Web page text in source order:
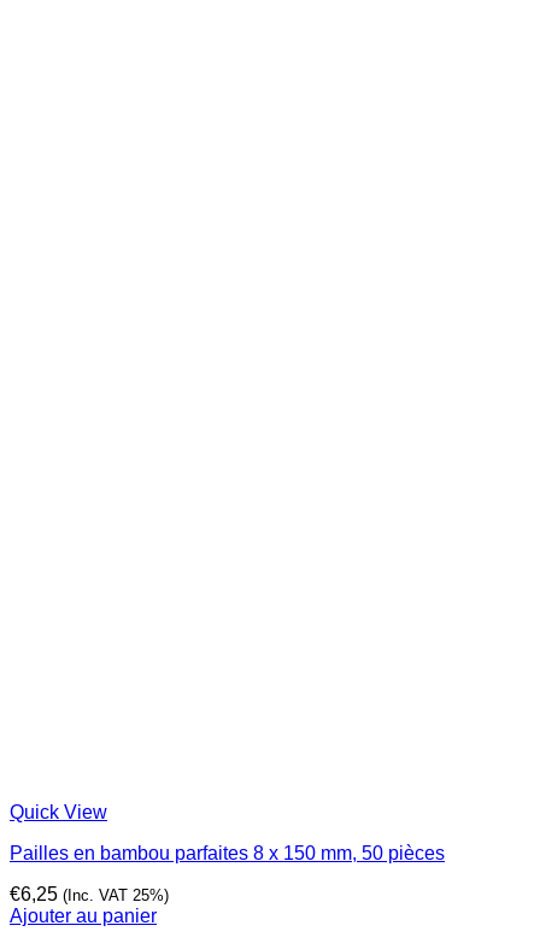
Quick View
Pailles en bambou parfaites 8 x 150 mm, 50 pièces
€6,25 (Inc. VAT 25%)
Ajouter au panier